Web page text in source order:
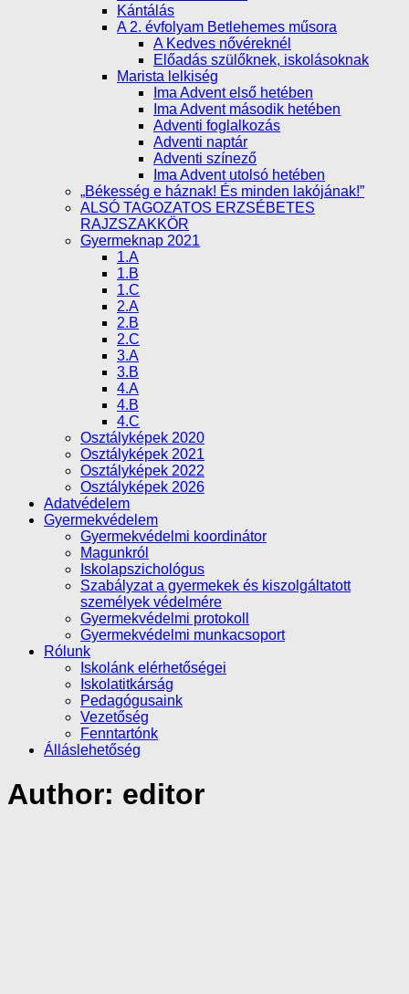
Kántálás
A 2. évfolyam Betlehemes műsora
A Kedves nővéreknél
Előadás szülőknek, iskolásoknak
Marista lelkiség
Ima Advent első hetében
Ima Advent második hetében
Adventi foglalkozás
Adventi naptár
Adventi színező
Ima Advent utolsó hetében
„Békesség e háznak! És minden lakójának!”
ALSÓ TAGOZATOS ERZSÉBETES
RAJZSZAKKÖR
Gyermeknap 2021
1.A
1.B
1.C
2.A
2.B
2.C
3.A
3.B
4.A
4.B
4.C
Osztályképek 2020
Osztályképek 2021
Osztályképek 2022
Osztályképek 2026
Adatvédelem
Gyermekvédelem
Gyermekvédelmi koordinátor
Magunkról
Iskolapszichológus
Szabályzat a gyermekek és kiszolgáltatott
személyek védelmére
Gyermekvédelmi protokoll
Gyermekvédelmi munkacsoport
Rólunk
Iskolánk elérhetőségei
Iskolatitkárság
Pedagógusaink
Vezetőség
Fenntartónk
Álláslehetőség
Author: editor